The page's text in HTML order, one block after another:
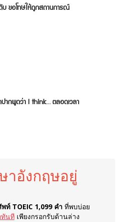
บ ขอโทษให้ถูกสถานการณ์
ากพูดว่า I think… ตลอดเวลา
าอังกฤษอยู่
ท์ TOEIC 1,099 คำ ที่พบบ่อย
ทันที เพียงกรอกรับด้านล่าง